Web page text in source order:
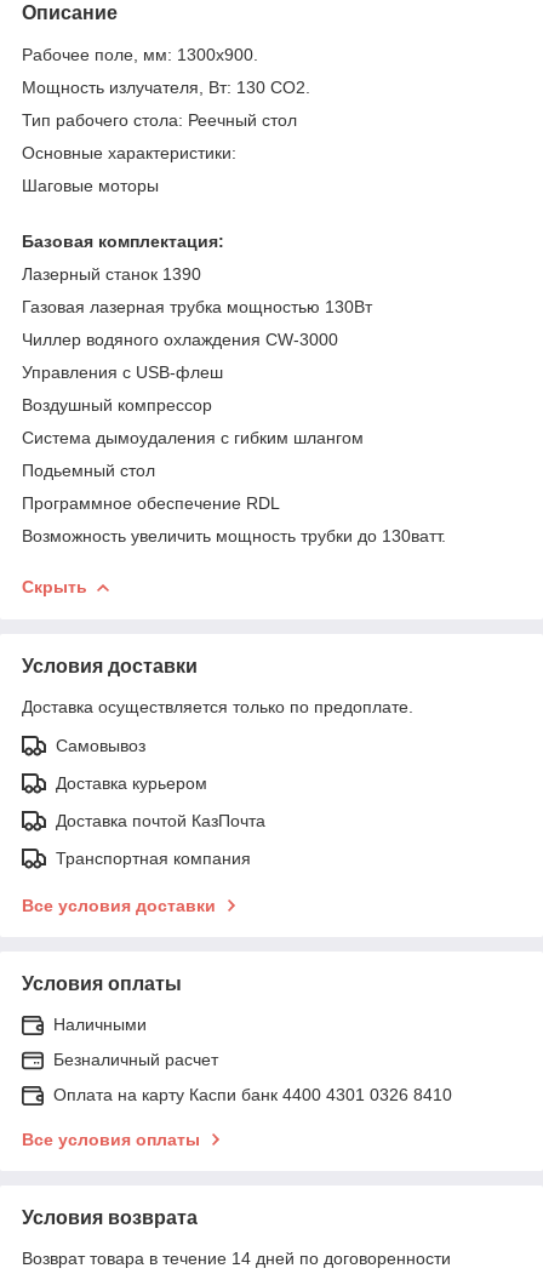
Описание
Рабочее поле, мм: 1300х900.
Мощность излучателя, Вт: 130 CO2.
Тип рабочего стола: Реечный стол
Основные характеристики:
Шаговые моторы
Базовая комплектация:
Лазерный станок 1390
Газовая лазерная трубка мощностью 130Вт
Чиллер водяного охлаждения CW-3000
Управления с USB-флеш
Воздушный компрессор
Система дымоудаления с гибким шлангом
Подьемный стол
Программное обеспечение RDL
Возможность увеличить мощность трубки до 130ватт.
Скрыть
Условия доставки
Доставка осуществляется только по предоплате.
Самовывоз
Доставка курьером
Доставка почтой КазПочта
Транспортная компания
Все условия доставки
Условия оплаты
Наличными
Безналичный расчет
Оплата на карту Каспи банк 4400 4301 0326 8410
Все условия оплаты
Условия возврата
Возврат товара в течение 14 дней по договоренности